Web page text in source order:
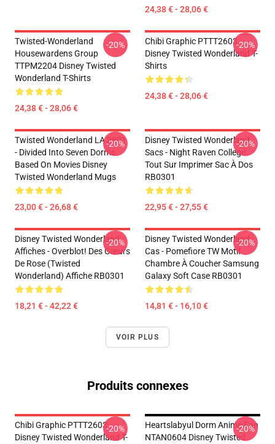
24,38 € - 28,06 €
Twisted-Wonderland
Housewardens Group
TTPM2204 Disney Twisted
Wonderland T-Shirts
24,38 € - 28,06 €
-20%
Chibi Graphic PTTT2603
Disney Twisted Wonderland T-
Shirts
24,38 € - 28,06 €
-20%
Twisted Wonderland LA 2801
- Divided Into Seven Dorms
Based On Movies Disney
Twisted Wonderland Mugs
23,00 € - 26,68 €
-20%
Disney Twisted Wonderland
Sacs - Night Raven College
Tout Sur Imprimer Sac À Dos
RB0301
22,95 € - 27,55 €
-20%
Disney Twisted Wonderland
Affiches - Overblot! Des Cœurs
De Rose (Twisted
Wonderland) Affiche RB0301
18,21 € - 42,22 €
-20%
Disney Twisted Wonderland
Cas - Pomefiore TW Motif
Chambre À Coucher Samsung
Galaxy Soft Case RB0301
14,81 € - 16,10 €
-20%
VOIR PLUS
Produits connexes
Chibi Graphic PTTT2603
Disney Twisted Wonderland T-
-20%
Heartslabyul Dorm Anime Fan
NTAN0604 Disney Twisted
-20%